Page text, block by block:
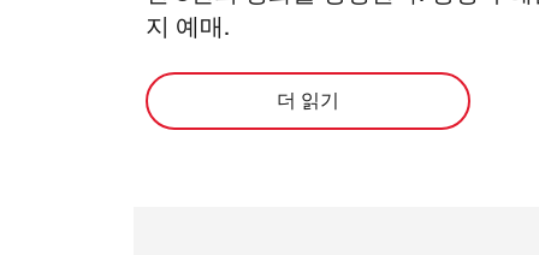
지 예매.
더 읽기